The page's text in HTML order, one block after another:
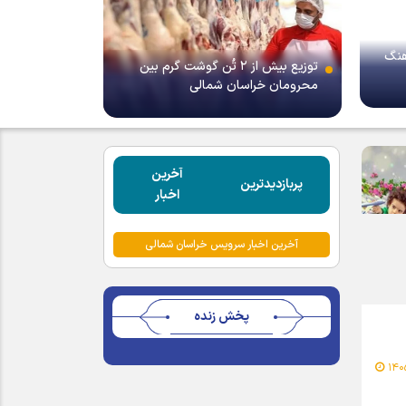
توزیع بیش از ۲ تُن گوشت گرم بین
محرومان خراسان شمالی
پربازدیدترین
آخرین
اخبار
آخرین اخبار سرویس خراسان شمالی
پخش زنده